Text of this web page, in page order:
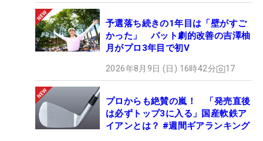
予選落ち続きの1年目は「壁がすご
かった」 パット劇的改善の吉澤柚
月がプロ3年目で初V
2026年8月9日 (日) 16時42分 17
プロからも絶賛の嵐！ 「発売直後
は必ずトップ3に入る」国産軟鉄ア
イアンとは？ #週間ギアランキング